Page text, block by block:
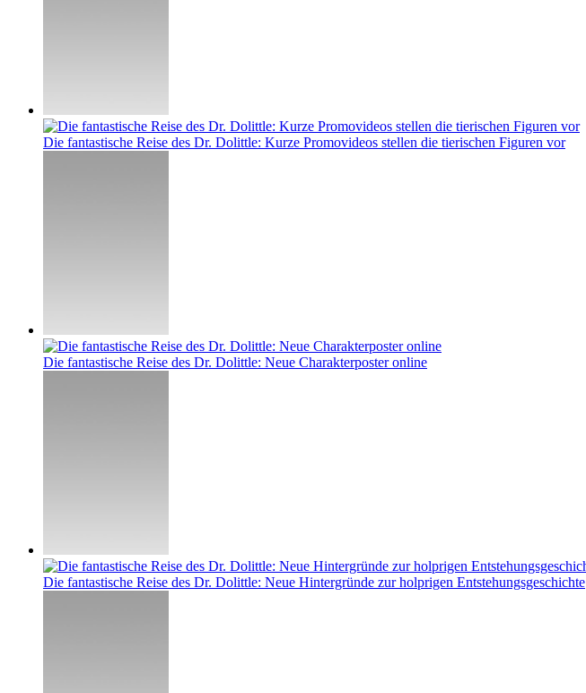
Die fantastische Reise des Dr. Dolittle: Kurze Promovideos stellen die tierischen Figuren vor
Die fantastische Reise des Dr. Dolittle: Neue Charakterposter online
Die fantastische Reise des Dr. Dolittle: Neue Hintergründe zur holprigen Entstehungsgeschichte